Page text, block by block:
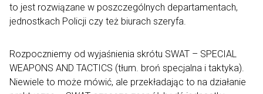
to jest rozwiązane w poszczególnych departamentach,
jednostkach Policji czy też biurach szeryfa.
Rozpoczniemy od wyjaśnienia skrótu SWAT – SPECIAL
WEAPONS AND TACTICS (tłum. broń specjalna i taktyka).
Niewiele to może mówić, ale przekładając to na działanie